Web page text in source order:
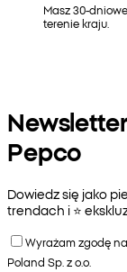
Masz 30-
terenie kraju.
Pepco
Dowiedz się jako
trendach i ⭐️
Wyrażam zgodę
Poland Sp. z o.o.